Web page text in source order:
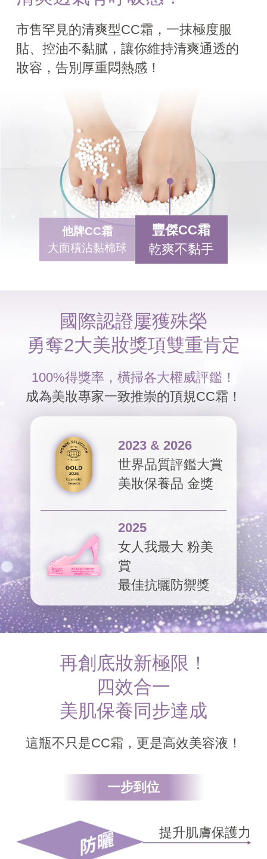
市售罕見的清爽型CC霜，一抹極度服
貼、控油不黏膩，讓你維持清爽通透的
妝容，告別厚重悶熱感！
他牌CC霜
大面積沾黏棉球
豐傑CC霜
乾爽不黏手
國際認證屢獲殊榮
勇奪2大美妝獎項雙重肯定
100%得獎率，橫掃各大權威評鑑！
成為美妝專家一致推崇的頂規CC霜！
2023 & 2026
世界品質評鑑大賞
美妝保養品 金獎
2025
女人我最大 粉美
賞
最佳抗曬防禦獎
再創底妝新極限！
四效合一
美肌保養同步達成
這瓶不只是CC霜，更是高效美容液！
一步到位
提升肌膚保護力